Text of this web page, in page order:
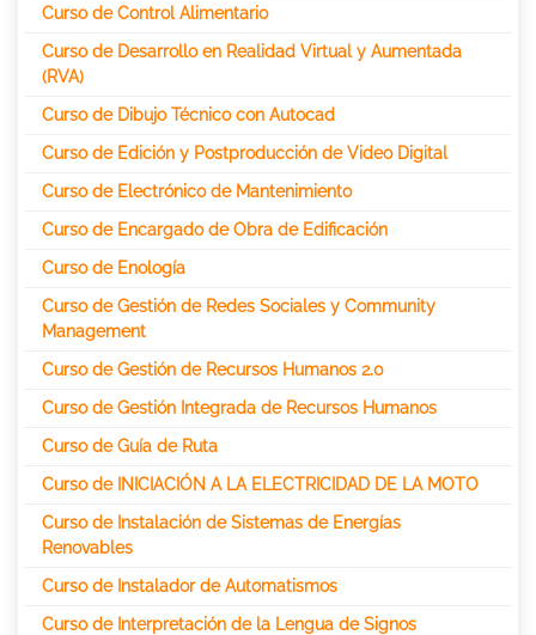
Curso de Control Alimentario
Curso de Desarrollo en Realidad Virtual y Aumentada
(RVA)
Curso de Dibujo Técnico con Autocad
Curso de Edición y Postproducción de Video Digital
Curso de Electrónico de Mantenimiento
Curso de Encargado de Obra de Edificación
Curso de Enología
Curso de Gestión de Redes Sociales y Community
Management
Curso de Gestión de Recursos Humanos 2.0
Curso de Gestión Integrada de Recursos Humanos
Curso de Guía de Ruta
Curso de INICIACIÓN A LA ELECTRICIDAD DE LA MOTO
Curso de Instalación de Sistemas de Energías
Renovables
Curso de Instalador de Automatismos
Curso de Interpretación de la Lengua de Signos